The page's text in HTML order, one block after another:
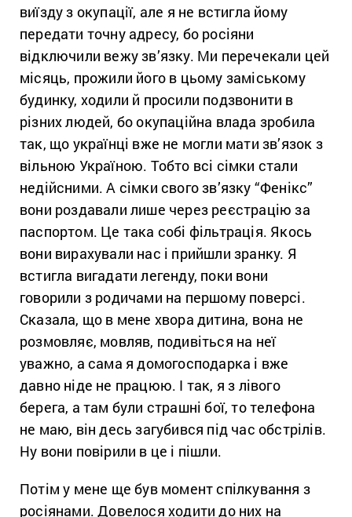
виїзду з окупації, але я не встигла йому
передати точну адресу, бо росіяни
відключили вежу зв’язку. Ми перечекали цей
місяць, прожили його в цьому заміському
будинку, ходили й просили подзвонити в
різних людей, бо окупаційна влада зробила
так, що українці вже не могли мати зв’язок з
вільною Україною. Тобто всі сімки стали
недійсними. А сімки свого зв’язку “Фенікс”
вони роздавали лише через реєстрацію за
паспортом. Це така собі фільтрація. Якось
вони вирахували нас і прийшли зранку. Я
встигла вигадати легенду, поки вони
говорили з родичами на першому поверсі.
Сказала, що в мене хвора дитина, вона не
розмовляє, мовляв, подивіться на неї
уважно, а сама я домогосподарка і вже
давно ніде не працюю. І так, я з лівого
берега, а там були страшні бої, то телефона
не маю, він десь загубився під час обстрілів.
Ну вони повірили в це і пішли.
Потім у мене ще був момент спілкування з
росіянами. Довелося ходити до них на